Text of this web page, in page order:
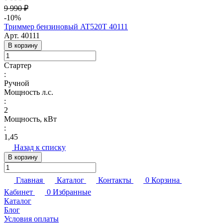
9 990 ₽
-10%
Триммер бензиновый AT520T 40111
Арт. 40111
В корзину
Стартер
:
Ручной
Мощность л.с.
:
2
Мощность, кВт
:
1,45
Назад к списку
В корзину
Главная Каталог Контакты 0 Корзина
Кабинет
0 Избранные
Каталог
Блог
Условия оплаты